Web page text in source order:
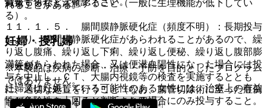
減量するなど注意すること（一般に生理機能が低下してい
る）。
妊婦・授乳婦
（妊婦）
妊婦又は妊娠している可能性のある女性には、治療上の有益
性が危険性を上回ると判断される場合にのみ投与すること。
れることがある。
１１．１．５． 腸間膜静脈硬化症（頻度不明）：長期投与
により、腸間膜静脈硬化症があらわれることがあるので、繰
り返し腹痛、繰り返し下痢、繰り返し便秘、繰り返し腹部膨
満等があらわれた場合、又は便潜血陽性になった場合には投
与を中止し、ＣＴ、大腸内視鏡等の検査を実施するととも
に、適切な処置を行うこと（なお、腸管切除術に至った症例
も報告されている）〔８．３参照〕。
※本製品は疾病の診断・治療・予防を目的としたプログラム
ではありません。